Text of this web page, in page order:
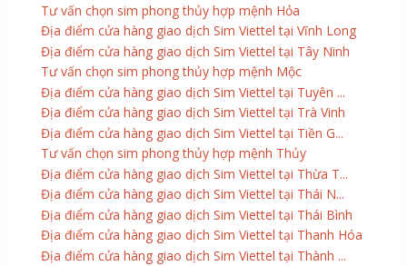
Tư vấn chọn sim phong thủy hợp mệnh Hỏa
Địa điểm cửa hàng giao dịch Sim Viettel tại Vĩnh Long
Địa điểm cửa hàng giao dịch Sim Viettel tại Tây Ninh
Tư vấn chọn sim phong thủy hợp mệnh Mộc
Địa điểm cửa hàng giao dịch Sim Viettel tại Tuyên ...
Địa điểm cửa hàng giao dịch Sim Viettel tại Trà Vinh
Địa điểm cửa hàng giao dịch Sim Viettel tại Tiền G...
Tư vấn chọn sim phong thủy hợp mệnh Thủy
Địa điểm cửa hàng giao dịch Sim Viettel tại Thừa T...
Địa điểm cửa hàng giao dịch Sim Viettel tại Thái N...
Địa điểm cửa hàng giao dịch Sim Viettel tại Thái Bình
Địa điểm cửa hàng giao dịch Sim Viettel tại Thanh Hóa
Địa điểm cửa hàng giao dịch Sim Viettel tại Thành ...